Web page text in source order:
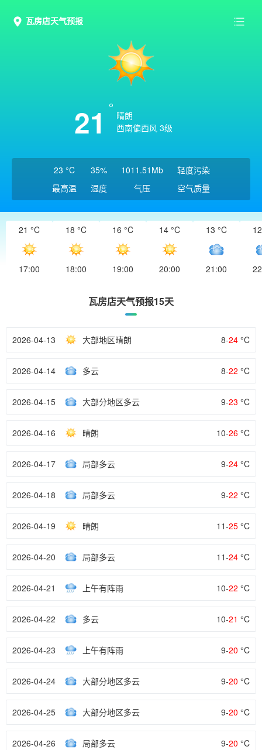
瓦房店天气预报
21
晴朗
西南偏西风 3级
23 °C
最高温
35%
湿度
1011.51Mb
气压
轻度污染
空气质量
21 °C
17:00
18 °C
18:00
16 °C
19:00
14 °C
20:00
13 °C
21:00
瓦房店天气预报15天
2026-04-13 大部地区晴朗 8-24 °C
2026-04-14 多云 8-22 °C
2026-04-15 大部分地区多云 9-23 °C
2026-04-16 晴朗 10-26 °C
2026-04-17 局部多云 9-24 °C
2026-04-18 局部多云 9-22 °C
2026-04-19 晴朗 11-25 °C
2026-04-20 局部多云 11-24 °C
2026-04-21 上午有阵雨 10-22 °C
2026-04-22 多云 10-21 °C
2026-04-23 上午有阵雨 9-20 °C
2026-04-24 大部分地区多云 9-20 °C
2026-04-25 大部分地区多云 9-20 °C
2026-04-26 局部多云 9-20 °C